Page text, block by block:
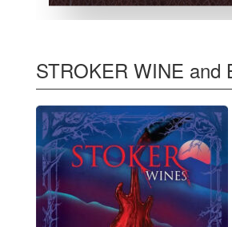
STROKER WINE and